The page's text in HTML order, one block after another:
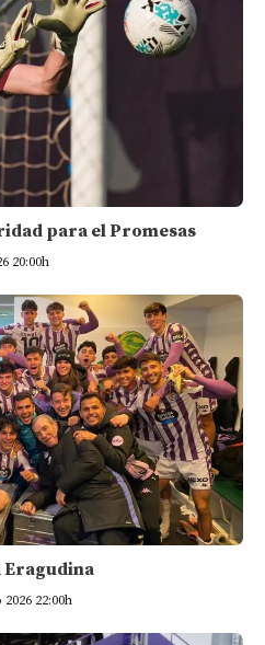
para el Promesas
20:00h
Eragudina
22:00h